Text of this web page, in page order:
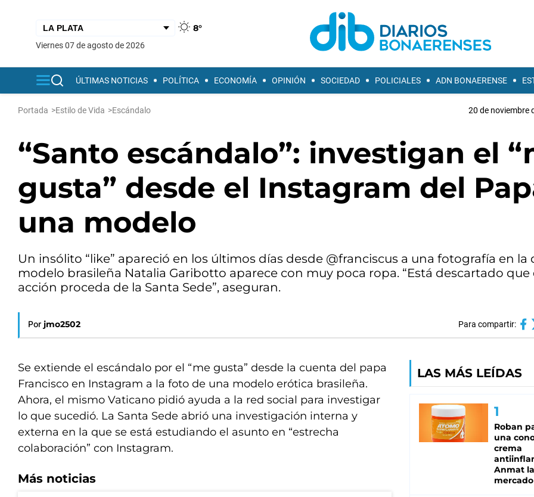
8°
viernes 07 de agosto de 2026
ÚLTIMAS NOTICIAS POLÍTICA ECONOMÍA OPINIÓN SOCIEDAD POLICIALES ADN BONAERENSE
Portada >Estilo de Vida >Escándalo 20 de noviembre
“Santo escándalo”: investigan el
gusta” desde el Instagram del
una modelo
Un insólito “like” apareció en los últimos días desde @franciscus a una fotografía en la
modelo brasileña Natalia Garibotto aparece con muy poca ropa. “Está descartado que
acción proceda de la Santa Sede”, aseguran.
Por jmo2502 Para compartir:
Se extiende el escándalo por el “me gusta” desde la cuenta del papa
Francisco en Instagram a la foto de una modelo erótica brasileña.
Ahora, el mismo Vaticano pidió ayuda a la red social para investigar
lo que sucedió. La Santa Sede abrió una investigación interna y
externa en la que se está estudiando el asunto en “estrecha
colaboración” con Instagram.
Más noticias
LAS MÁS LEÍDAS
Roban
una
crema
Anmat
mercado